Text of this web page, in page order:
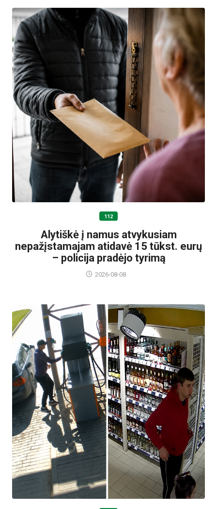
112
Alytiškė į namus atvykusiam
nepažįstamajam atidavė 15 tūkst. eurų
– policija pradėjo tyrimą
2026-08-08